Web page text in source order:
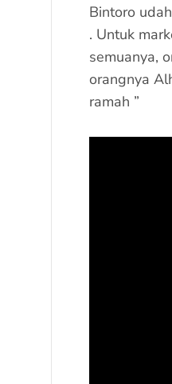
Bintoro
. Untuk
semuanya,
orangnya
ramah ”